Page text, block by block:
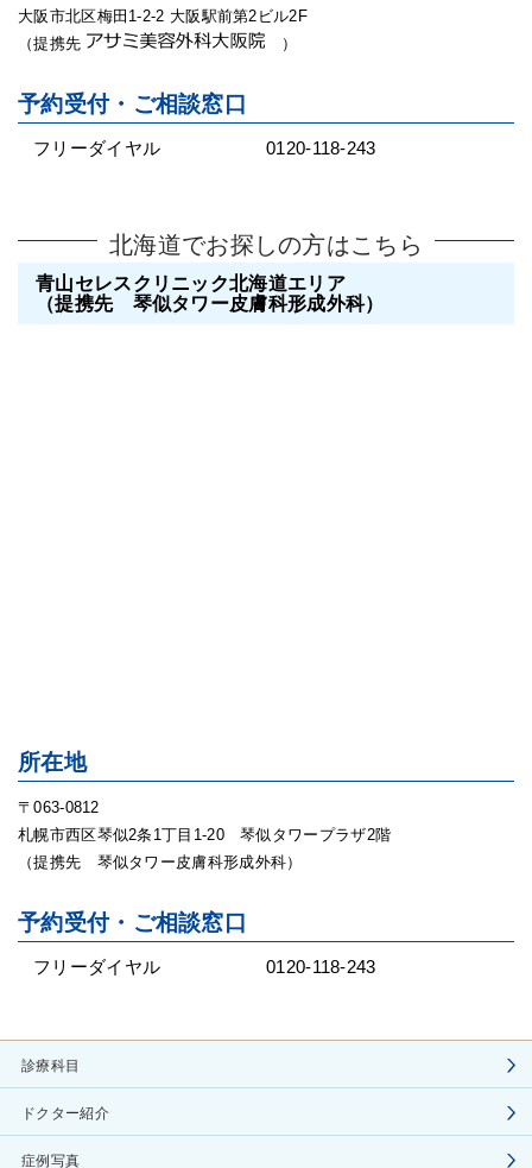
大阪市北区梅田1-2-2 大阪駅前第2ビル2F
（提携先
）
予約受付・ご相談窓口
フリーダイヤル 0120-118-243
北海道でお探しの方はこちら
青山セレスクリニック北海道エリア
（提携先 琴似タワー皮膚科形成外科）
所在地
〒063-0812
札幌市西区琴似2条1丁目1-20 琴似タワープラザ2階
（提携先 琴似タワー皮膚科形成外科）
予約受付・ご相談窓口
フリーダイヤル 0120-118-243
診療科目
ドクター紹介
症例写真